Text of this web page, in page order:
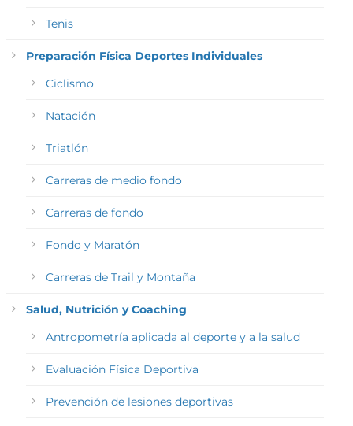
Tenis
Preparación Física Deportes Individuales
Ciclismo
Natación
Triatlón
Carreras de medio fondo
Carreras de fondo
Fondo y Maratón
Carreras de Trail y Montaña
Salud, Nutrición y Coaching
Antropometría aplicada al deporte y a la salud
Evaluación Física Deportiva
Prevención de lesiones deportivas